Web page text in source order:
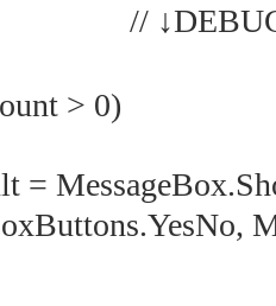
時では
> 0)
=